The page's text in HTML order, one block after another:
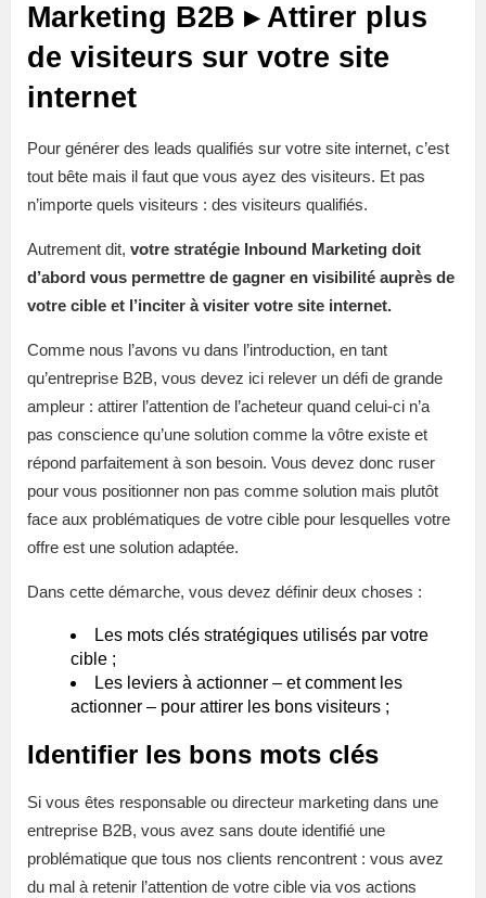
Marketing B2B ▸ Attirer plus
de visiteurs sur votre site
internet
Pour générer des leads qualifiés sur votre site internet, c’est
tout bête mais il faut que vous ayez des visiteurs. Et pas
n’importe quels visiteurs : des visiteurs qualifiés.
Autrement dit, votre stratégie Inbound Marketing doit
d’abord vous permettre de gagner en visibilité auprès de
votre cible et l’inciter à visiter votre site internet.
Comme nous l’avons vu dans l’introduction, en tant
qu’entreprise B2B, vous devez ici relever un défi de grande
ampleur : attirer l’attention de l’acheteur quand celui-ci n’a
pas conscience qu’une solution comme la vôtre existe et
répond parfaitement à son besoin. Vous devez donc ruser
pour vous positionner non pas comme solution mais plutôt
face aux problématiques de votre cible pour lesquelles votre
offre est une solution adaptée.
Dans cette démarche, vous devez définir deux choses :
Les mots clés stratégiques utilisés par votre
cible ;
Les leviers à actionner – et comment les
actionner – pour attirer les bons visiteurs ;
Identifier les bons mots clés
Si vous êtes responsable ou directeur marketing dans une
entreprise B2B, vous avez sans doute identifié une
problématique que tous nos clients rencontrent : vous avez
du mal à retenir l’attention de votre cible via vos actions